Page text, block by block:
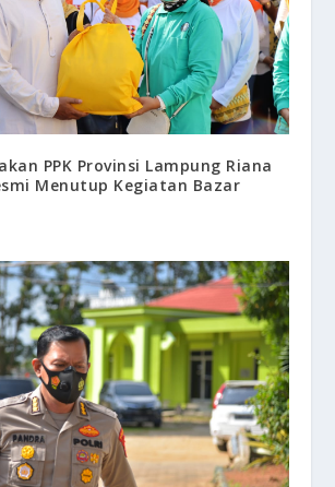
PPK Provinsi Lampung Riana
Menutup Kegiatan Bazar